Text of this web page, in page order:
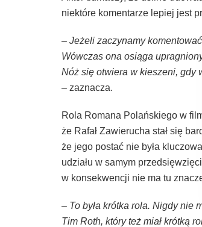
niektóre komentarze lepiej jest
– Jeżeli zaczynamy
Wówczas ona osiąga
Nóż się otwiera w kieszeni, gdy
– zaznacza.
Rola Romana Polańskiego w
że Rafał Zawierucha stał się
że jego postać nie była
udziału w samym
w konsekwencji nie ma tu
– To była krótka rola. Nigdy nie
Tim Roth, który też miał krótką